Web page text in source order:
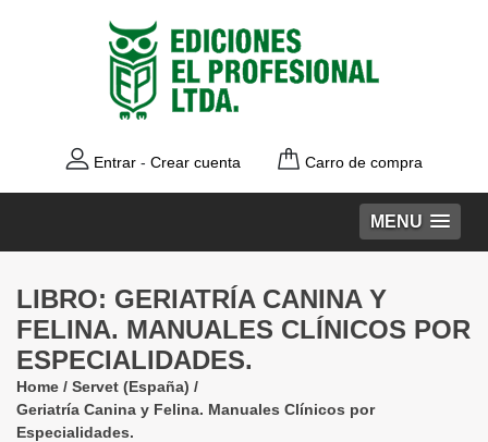
Entrar - Crear cuenta Carro de compra
MENU
LIBRO: GERIATRÍA CANINA Y
FELINA. MANUALES CLÍNICOS POR
ESPECIALIDADES.
Home / Servet (España) /
Geriatría Canina y Felina. Manuales Clínicos por
Especialidades.